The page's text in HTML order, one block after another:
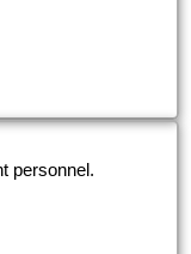
personnel.